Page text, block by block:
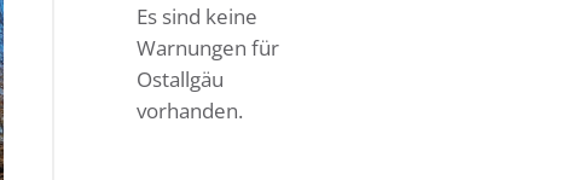
Es sind keine
Warnungen für
Ostallgäu
vorhanden.